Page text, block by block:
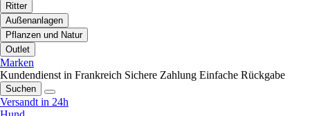
Ritter
Außenanlagen
Pflanzen und Natur
Outlet
Marken
Kundendienst in Frankreich Sichere Zahlung Einfache Rückgabe
Suchen
Versandt in 24h